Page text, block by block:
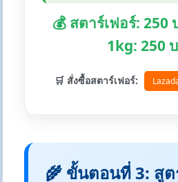
💰 สตาร์เฟอร์:
1kg: 250
🛒 สั่งซื้อสตาร์เฟอร์:
🌾 ขั้นตอนที่ 3: สูต